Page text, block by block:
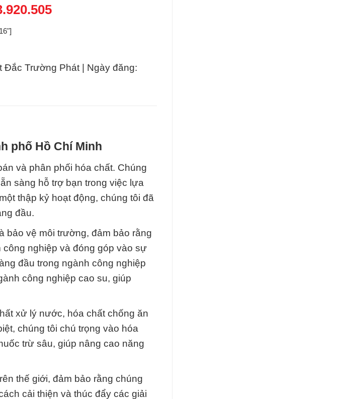
Đắc Trường Phát | Ngày đăng:
phố Hồ Chí Minh
và phân phối hóa chất. Chúng
sàng hỗ trợ bạn trong việc lựa
thập kỷ hoạt động, chúng tôi đã
đầu.
bảo vệ môi trường, đảm bảo rằng
nghiệp và đóng góp vào sự
đầu trong ngành công nghiệp
công nghiệp cao su, giúp
xử lý nước, hóa chất chống ăn
chúng tôi chú trọng vào hóa
trừ sâu, giúp nâng cao năng
thế giới, đảm bảo rằng chúng
cải thiện và thúc đẩy các giải